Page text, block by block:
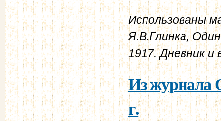
Использованы
Я.В.Глинка,
1917. Дневник и
Из журнала
г.